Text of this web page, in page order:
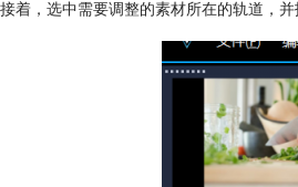
接着，选中需要调整的素材所在的轨道，